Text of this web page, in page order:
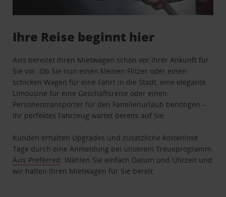
Ihre Reise beginnt hier
Avis bereitet Ihren Mietwagen schon vor Ihrer Ankunft für
Sie vor. Ob Sie nun einen kleinen Flitzer oder einen
schicken Wagen für eine Fahrt in die Stadt, eine elegante
Limousine für eine Geschäftsreise oder einen
Personentransporter für den Familienurlaub benötigen –
Ihr perfektes Fahrzeug wartet bereits auf Sie.
Kunden erhalten Upgrades und zusätzliche kostenlose
Tage durch eine Anmeldung bei unserem Treueprogramm
Avis Preferred . Wählen Sie einfach Datum und Uhrzeit und
wir halten Ihren Mietwagen für Sie bereit.